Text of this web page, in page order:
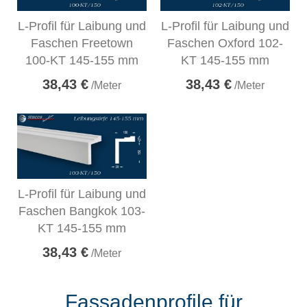
L-Profil für Laibung und
Faschen Freetown
100-KT 145-155 mm
38,43 € /Meter
L-Profil für Laibung und
Faschen Oxford 102-
KT 145-155 mm
38,43 € /Meter
L-Profil für Laibung und
Faschen Bangkok 103-
KT 145-155 mm
38,43 € /Meter
Fassadenprofile für